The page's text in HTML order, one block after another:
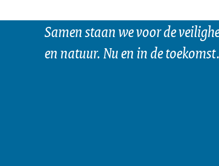
Samen staan we voor de
en natuur. Nu en in de toekomst.